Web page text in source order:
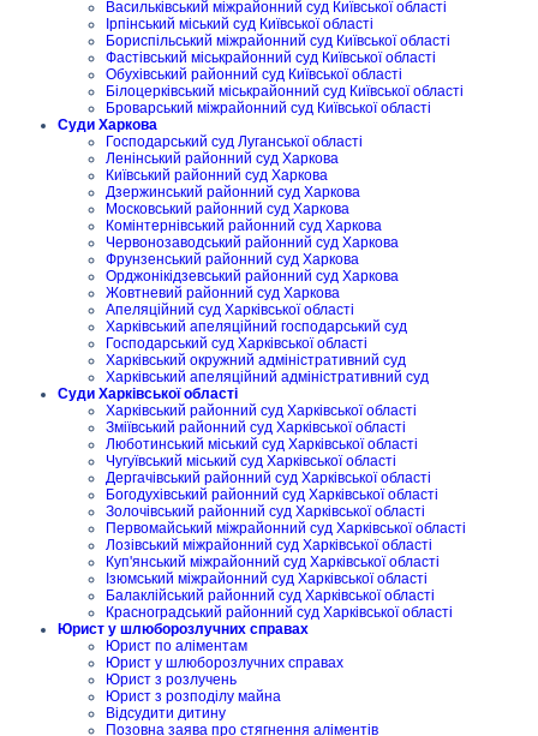
Васильківський міжрайонний суд Київської області
Ірпінський міський суд Київської області
Бориспільський міжрайонний суд Київської області
Фастівський міськрайонний суд Київської області
Обухівський районний суд Київської області
Білоцерківський міськрайонний суд Київської області
Броварський міжрайонний суд Київської області
Суди Харкова
Господарський суд Луганської області
Ленінський районний суд Харкова
Київський районний суд Харкова
Дзержинський районний суд Харкова
Московський районний суд Харкова
Комінтернівський районний суд Харкова
Червонозаводський районний суд Харкова
Фрунзенський районний суд Харкова
Орджонікідзевський районний суд Харкова
Жовтневий районний суд Харкова
Апеляційний суд Харківської області
Харківський апеляційний господарський суд
Господарський суд Харківської області
Харківський окружний адміністративний суд
Харківський апеляційний адміністративний суд
Суди Харківської області
Харківський районний суд Харківської області
Зміївський районний суд Харківської області
Люботинський міський суд Харківської області
Чугуївський міський суд Харківської області
Дергачівський районний суд Харківської області
Богодухівський районний суд Харківської області
Золочівський районний суд Харківської області
Первомайський міжрайонний суд Харківської області
Лозівський міжрайонний суд Харківської області
Куп'янський міжрайонний суд Харківської області
Ізюмський міжрайонний суд Харківської області
Балаклійський районний суд Харківської області
Красноградський районний суд Харківської області
Юрист у шлюборозлучних справах
Юрист по аліментам
Юрист у шлюборозлучних справах
Юрист з розлучень
Юрист з розподілу майна
Відсудити дитину
Позовна заява про стягнення аліментів